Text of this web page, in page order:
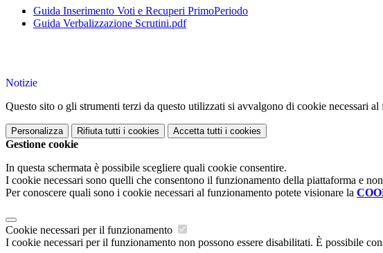
Guida Inserimento Voti e Recuperi PrimoPeriodo
Guida Verbalizzazione Scrutini.pdf
Notizie
Questo sito o gli strumenti terzi da questo utilizzati si avvalgono di cookie necessari
Personalizza Rifiuta tutti i cookies Accetta tutti i cookies
Gestione cookie
In questa schermata è possibile scegliere quali cookie consentire.
I cookie necessari sono quelli che consentono il funzionamento della piattaforma e
Per conoscere quali sono i cookie necessari al funzionamento potete visionare la
Cookie necessari per il funzionamento
I cookie necessari per il funzionamento non possono essere disabilitati. È possibile